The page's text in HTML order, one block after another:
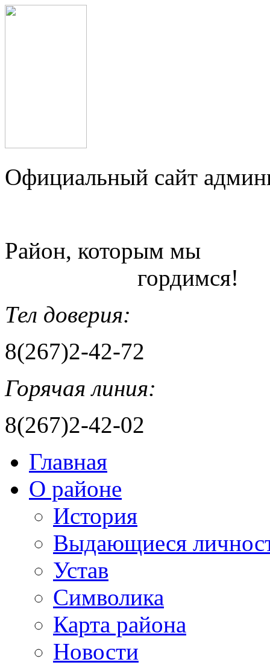
Официальный сайт
Район, которым мы
гордимся!
Тел доверия:
8(267)2-42-72
Горячая линия:
8(267)2-42-02
Главная
О районе
История
Выдающиеся
Устав
Символика
Карта района
Новости